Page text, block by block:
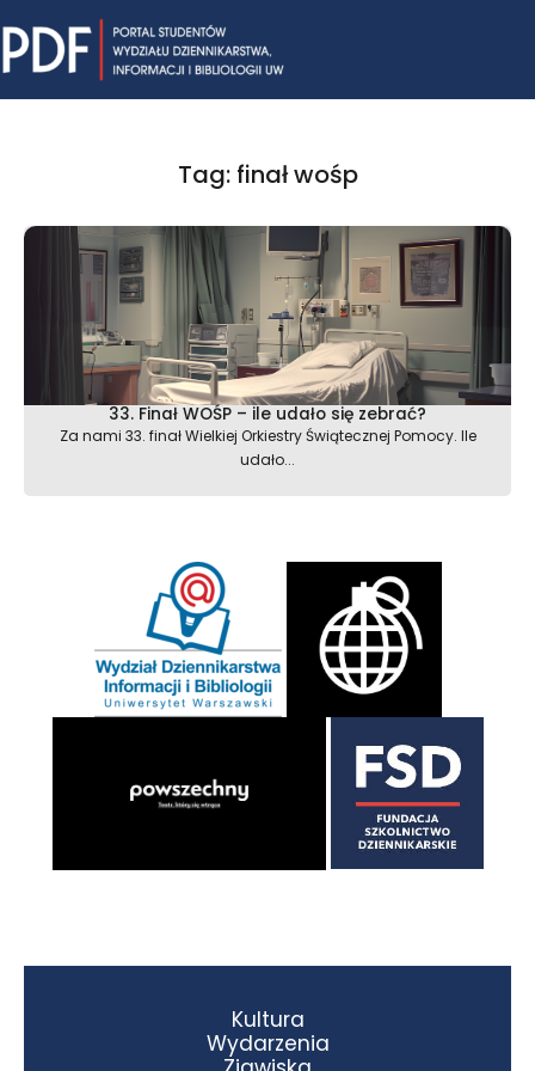
to
content
Tag: finał wośp
33. Finał WOŚP – ile udało się zebrać?
Za nami 33. finał Wielkiej Orkiestry Świątecznej Pomocy. Ile
udało...
Kultura
Wydarzenia